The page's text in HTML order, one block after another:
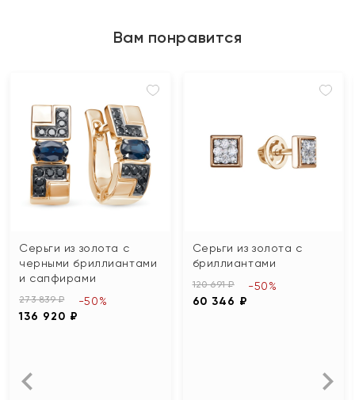
Вам понравится
Серьги из золота с
черными бриллиантами
и сапфирами
273 839 ₽
136 920 ₽
-50%
Серьги из золота с
бриллиантами
120 691 ₽
60 346 ₽
-50%